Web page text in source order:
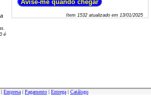
é
Item 1532atualizado em 13/01/2025
| Empresa | Pagamento | Entrega | Catálogo